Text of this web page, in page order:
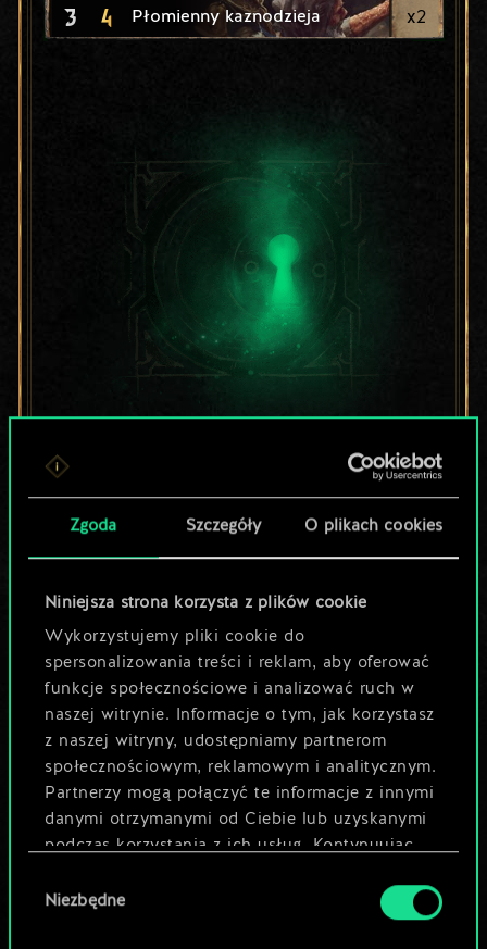
Zgoda Szczegóły O plikach cookies
Niniejsza strona korzysta z plików cookie
Wykorzystujemy pliki cookie do
spersonalizowania treści i reklam, aby oferować
funkcje społecznościowe i analizować ruch w
naszej witrynie. Informacje o tym, jak korzystasz
z naszej witryny, udostępniamy partnerom
społecznościowym, reklamowym i analitycznym.
Partnerzy mogą połączyć te informacje z innymi
danymi otrzymanymi od Ciebie lub uzyskanymi
podczas korzystania z ich usług. Kontynuując
używanie plików cookie.
zgody
Niezbędne
3 4 Płomienny kaznodzieja x2
Lubisz grać tą talią?
Pomóż społeczności
odkryć jej
potencjał!
Nazwij talię i opisz swoją strategię
Edytuj talię
LUB